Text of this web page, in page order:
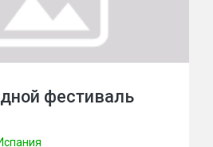
фестиваль